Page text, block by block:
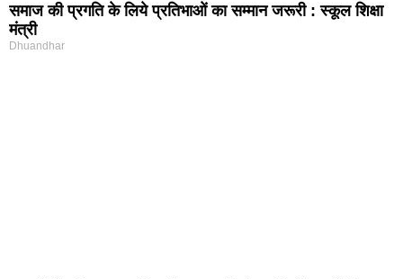
समाज की प्रगति के लिये प्रतिभाओं का सम्मान जरूरी : स्कूल शिक्षा
मंत्री
Dhuandhar